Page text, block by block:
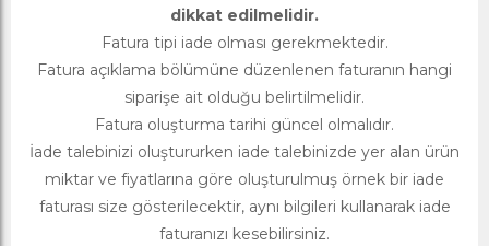
dikkat edilmelidir.
Fatura tipi iade olması gerekmektedir.
Fatura açıklama bölümüne düzenlenen faturanın hangi
siparişe ait olduğu belirtilmelidir.
Fatura oluşturma tarihi güncel olmalıdır.
İade talebinizi oluştururken iade talebinizde yer alan ürün
miktar ve fiyatlarına göre oluşturulmuş örnek bir iade
faturası size gösterilecektir, aynı bilgileri kullanarak iade
faturanızı kesebilirsiniz.